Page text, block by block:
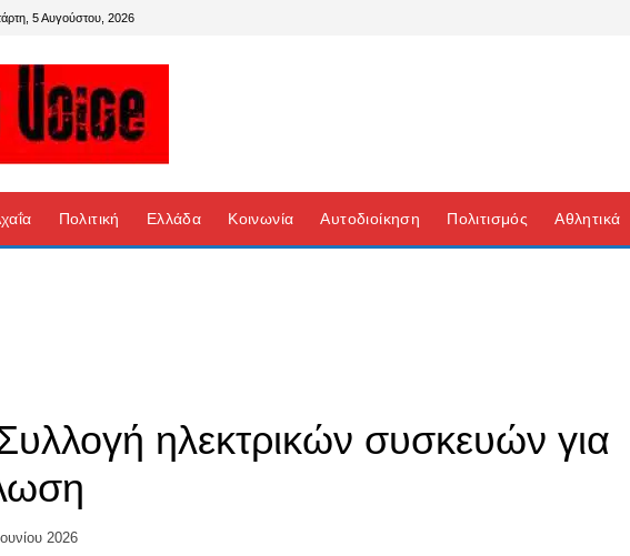
5 Αυγούστου, 2026
Πολιτική Ελλάδα Κοινωνία Αυτοδιοίκηση Πολιτισμός Αθλητικά
ηλεκτρικών συσκευών για
2026